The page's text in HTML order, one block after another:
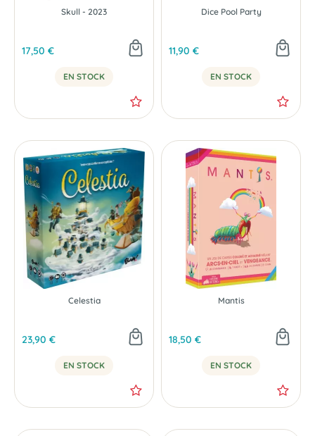
Skull - 2023
17,50 €
EN STOCK
Dice Pool Party
11,90 €
EN STOCK
Celestia
23,90 €
EN STOCK
Mantis
18,50 €
EN STOCK